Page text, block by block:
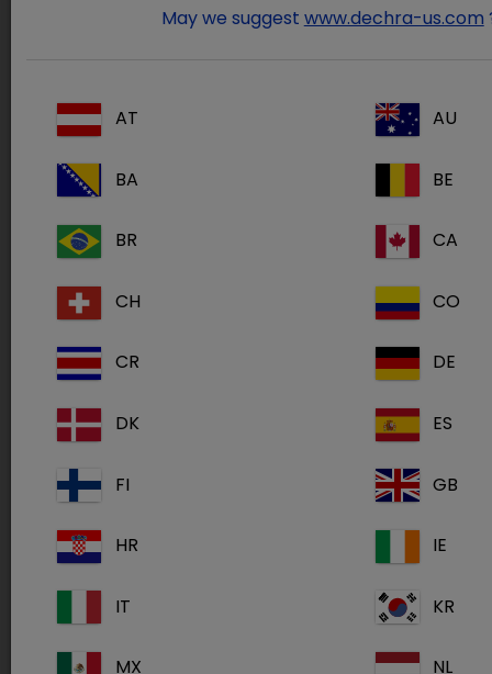
cette année au congrès régional de l'AFVAC à
A l'ocacsion de ce rendez-vous, la section Est
de vous former ou de revoir les bases de
autour de machines lors de travaux pratiques
optionnel et le vendredi matin pour l’ASV, puis
instrumentale
cas
May we suggest www.dechra-us.com
AT AU
BA BE
BR CA
CH CO
CR DE
DK ES
FI GB
HR IE
IT KR
MX NL